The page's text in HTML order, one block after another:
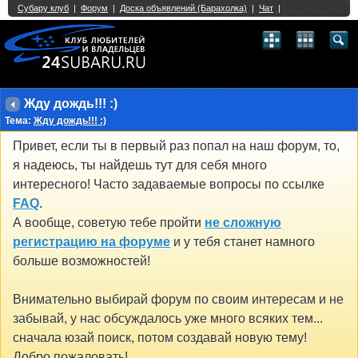
Жду дождь!!! :)
Тема: Жду дождь!!! :)
Привет, если ты в первый раз попал на наш форум, то,
я надеюсь, ты найдешь тут для себя много
интересного! Часто задаваемые вопросы по ссылке
FAQ.
А вообще, советую тебе пройти не сложную
регистрацию на форуме и у тебя станет намного
больше возможностей!
Внимательно выбирай форум по своим интересам и не
забывай, у нас обсуждалось уже много всяких тем...
сначала юзай поиск, потом создавай новую тему!
Single Sign On provided byvBSSO
2 3 4 5 6 7 8 9 10 11 12 13 21 22 23 24 25 26
27 28 29 30 31 32 33 40 41 42 43